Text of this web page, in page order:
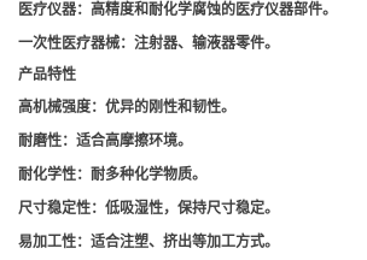
医疗仪器：高精度和耐化学腐蚀的医疗仪器部件。
一次性医疗器械：注射器、输液器零件。
产品特性
高机械强度：优异的刚性和韧性。
耐磨性：适合高摩擦环境。
耐化学性：耐多种化学物质。
尺寸稳定性：低吸湿性，保持尺寸稳定。
易加工性：适合注塑、挤出等加工方式。